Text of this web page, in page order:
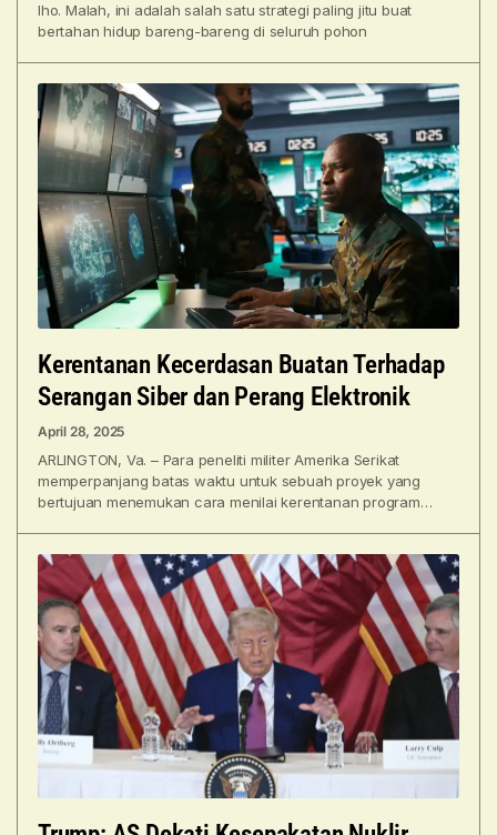
lho. Malah, ini adalah salah satu strategi paling jitu buat
bertahan hidup bareng-bareng di seluruh pohon
Kerentanan Kecerdasan Buatan Terhadap
Serangan Siber dan Perang Elektronik
April 28, 2025
ARLINGTON, Va. – Para peneliti militer Amerika Serikat
memperpanjang batas waktu untuk sebuah proyek yang
bertujuan menemukan cara menilai kerentanan program